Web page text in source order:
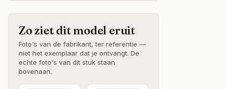
Zo ziet dit model eruit
Foto's van de fabrikant, ter referentie —
niet het exemplaar dat je ontvangt. De
echte foto's van dit stuk staan
bovenaan.